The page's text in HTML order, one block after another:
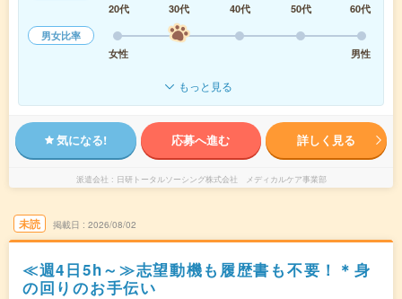
20代
30代 40代 50代
60代
男女比率
女性
男性
もっと見る
気になる! 応募へ進む 詳しく見る
派遣会社 日研トータルソーシング株式会社 メディカルケア事業部
未読 掲載日 2026/08/02
≪週4日5h～≫志望動機も履歴書も不要！＊身
の回りのお手伝い